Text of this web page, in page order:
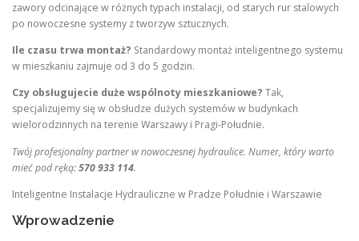
zawory odcinające w różnych typach instalacji, od starych rur stalowych
po nowoczesne systemy z tworzyw sztucznych.
Ile czasu trwa montaż? Standardowy montaż inteligentnego systemu
w mieszkaniu zajmuje od 3 do 5 godzin.
Czy obsługujecie duże wspólnoty mieszkaniowe? Tak,
specjalizujemy się w obsłudze dużych systemów w budynkach
wielorodzinnych na terenie Warszawy i Pragi-Południe.
Twój profesjonalny partner w nowoczesnej hydraulice. Numer, który warto
mieć pod ręką:570 933 114.
Inteligentne Instalacje Hydrauliczne w Pradze Południe i Warszawie
Wprowadzenie